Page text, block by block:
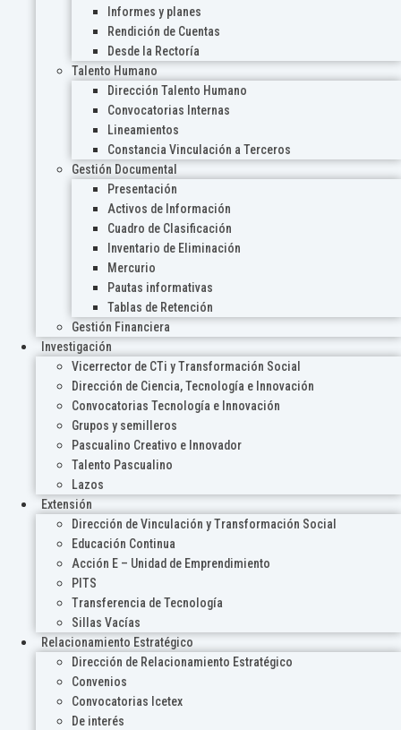
Informes y planes
Rendición de Cuentas
Desde la Rectoría
Talento Humano
Dirección Talento Humano
Convocatorias Internas
Lineamientos
Constancia Vinculación a Terceros
Gestión Documental
Presentación
Activos de Información
Cuadro de Clasificación
Inventario de Eliminación
Mercurio
Pautas informativas
Tablas de Retención
Gestión Financiera
Investigación
Vicerrector de CTi y Transformación Social
Dirección de Ciencia, Tecnología e Innovación
Convocatorias Tecnología e Innovación
Grupos y semilleros
Pascualino Creativo e Innovador
Talento Pascualino
Lazos
Extensión
Dirección de Vinculación y Transformación Social
Educación Continua
Acción E – Unidad de Emprendimiento
PITS
Transferencia de Tecnología
Sillas Vacías
Relacionamiento Estratégico
Dirección de Relacionamiento Estratégico
Convenios
Convocatorias Icetex
De interés